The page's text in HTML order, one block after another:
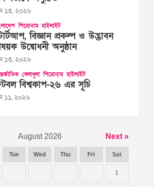
১৩, ২০২৬
শিরোনাম হাইলাইট
বিজ্ঞান প্রকল্প ও উদ্ভাবন
উদ্বোধনী অনুষ্ঠান
১৩, ২০২৬
খেলাধুলা শিরোনাম হাইলাইট
বিশ্বকাপ-২৬ এর সূচি
১১, ২০২৬
August 2026 Next »
Tue Wed Thu Fri Sat
1